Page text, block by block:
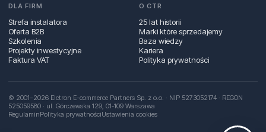
DLA FIRM
Strefa instalatora
Oferta B2B
Szkolenia
Projekty inwestycyjne
Faktura VAT
O CTR
25 lat historii
Marki które sprzedajemy
Baza wiedzy
Kariera
Polityka prywatności
© 2001–2026 Elctron E-commerce Partners Sp. z o.o. · NIP 5273052174 · REGON
525059580 · ul. Górczewska 129, 01‑109 Warszawa
RegulaminPolityka prywatnościUstawienia cookies